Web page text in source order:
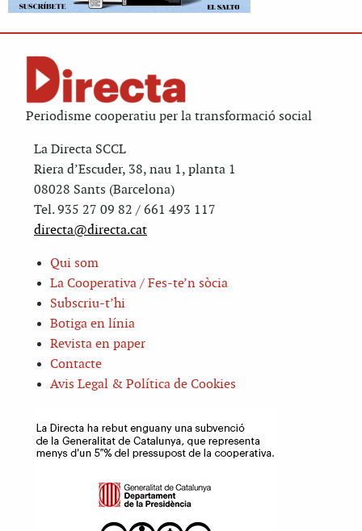
Periodisme cooperatiu per la transformació social
La Directa SCCL
Riera d’Escuder, 38, nau 1, planta 1
08028 Sants (Barcelona)
Tel. 935 27 09 82 / 661 493 117
directa@directa.cat
Qui som
La Cooperativa / Fes-te’n sòcia
Subscriu-t’hi
Botiga en línia
Revista en paper
Contacte
Avis Legal & Política de Cookies